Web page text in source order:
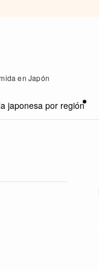
en Japón
japonesa por región